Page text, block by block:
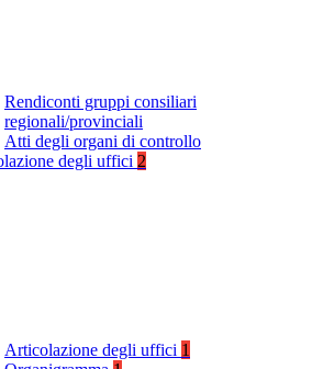
Rendiconti gruppi consiliari
regionali/provinciali
Atti degli organi di controllo
degli uffici 2
Articolazione degli uffici 1